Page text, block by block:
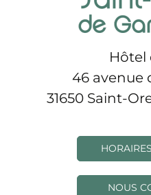
Hôtel
46 avenue
31650 Saint-
NOUS